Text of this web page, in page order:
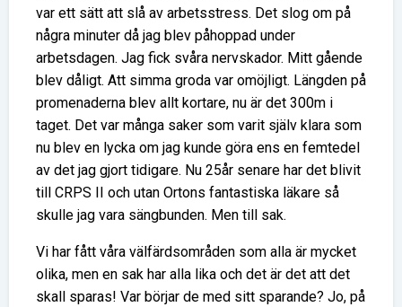
var ett sätt att slå av arbetsstress. Det slog om på
några minuter då jag blev påhoppad under
arbetsdagen. Jag fick svåra nervskador. Mitt gående
blev dåligt. Att simma groda var omöjligt. Längden på
promenaderna blev allt kortare, nu är det 300m i
taget. Det var många saker som varit själv klara som
nu blev en lycka om jag kunde göra ens en femtedel
av det jag gjort tidigare. Nu 25år senare har det blivit
till CRPS II och utan Ortons fantastiska läkare så
skulle jag vara sängbunden. Men till sak.
Vi har fått våra välfärdsområden som alla är mycket
olika, men en sak har alla lika och det är det att det
skall sparas! Var börjar de med sitt sparande? Jo, på